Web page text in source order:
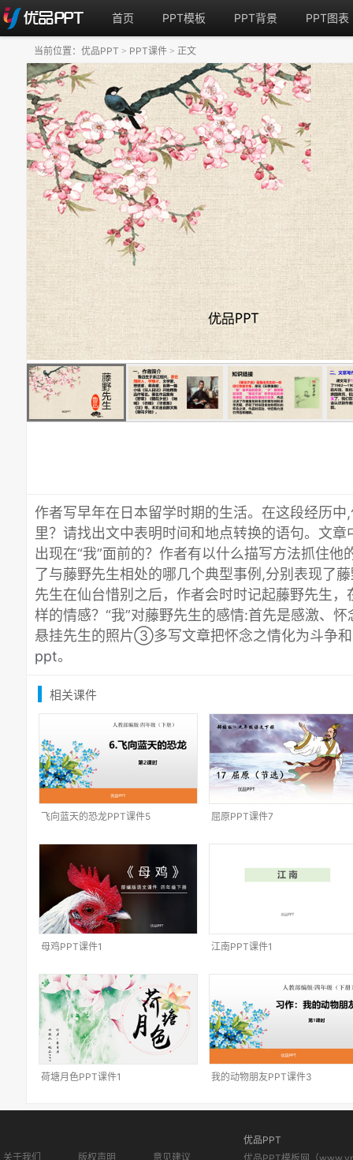
首页 PPT模板 PPT背景 PPT图表
作者写早年在日本留学时期的生活。在这段经历
里？请找出文中表明时间和地点转换的语句。文
出现在“我”面前的？作者有以什么描写方法抓住
了与藤野先生相处的哪几个典型事例,分别表现了
先生在仙台惜别之后，作者会时时记起藤野先生
样的情感？“我”对藤野先生的感情:首先是感激
悬挂先生的照片③多写文章把怀念之情化为斗争
ppt。
当前位置： 优品PPT > PPT课件 > 正文
相关课件
飞向蓝天的恐龙PPT课件5 屈原PPT课件7
母鸡PPT课件1 江南PPT课件1
荷塘月色PPT课件1 我的动物朋友PPT课件3
关于我们 版权声明 意见建议
优品PPT